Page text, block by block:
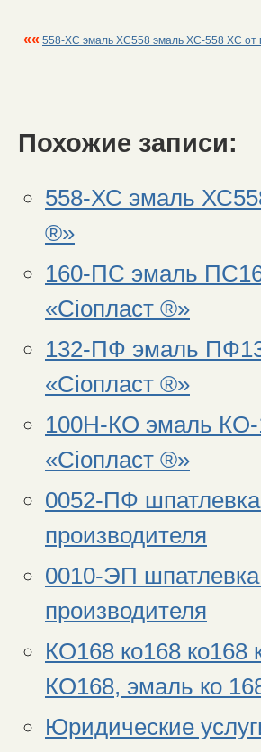
«« 558-ХС эмаль ХС558 эмаль ХС-558 ХС от
Похожие записи:
558-ХС эмаль
®»
160-ПС эмаль
«Сіопласт ®»
132-ПФ эмаль
«Сіопласт ®»
100Н-КО эмаль КО-
«Сіопласт ®»
0052-ПФ
производителя
0010-ЭП
производителя
КО168 ко168 ко168
КО168, эмаль ко
Юридические